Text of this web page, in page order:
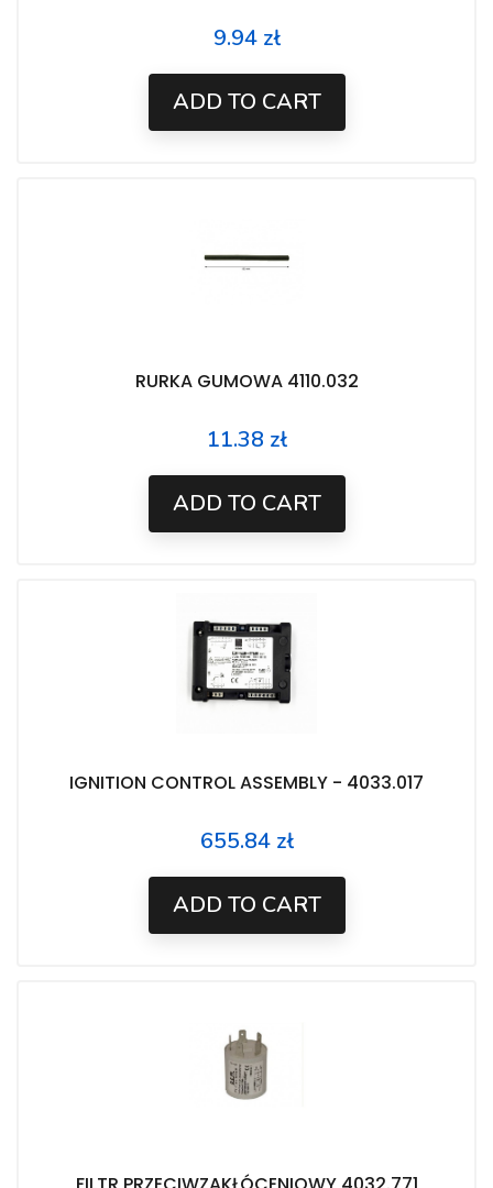
Price
9.94 zł
ADD TO CART
RURKA GUMOWA 4110.032
Price
11.38 zł
ADD TO CART
IGNITION CONTROL ASSEMBLY - 4033.017
Price
655.84 zł
ADD TO CART